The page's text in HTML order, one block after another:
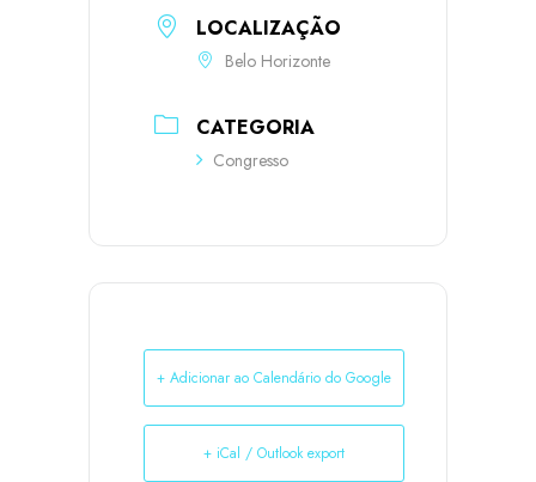
LOCALIZAÇÃO
Belo Horizonte
CATEGORIA
Congresso
+ Adicionar ao Calendário do Google
+ iCal / Outlook export